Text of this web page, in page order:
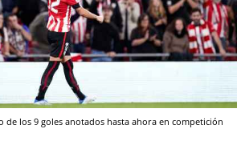
de los 9 goles anotados hasta ahora en competición